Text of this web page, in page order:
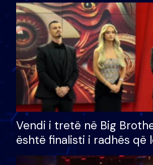
Vendi i tretë në Big
është finalisti i radhës që